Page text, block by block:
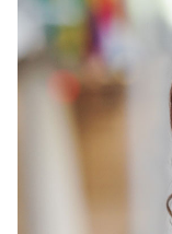
την απόδοση
βρίσκεται
Νέα Υόρκη,